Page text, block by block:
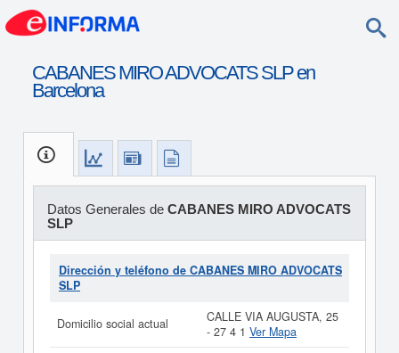
CABANES MIRO ADVOCATS SLP en
Barcelona
Datos Generales de CABANES MIRO ADVOCATS
SLP
Dirección y teléfono de CABANES MIRO ADVOCATS
SLP
Domicilio social actual
CALLE VIA AUGUSTA, 25
- 27 4 1 Ver Mapa